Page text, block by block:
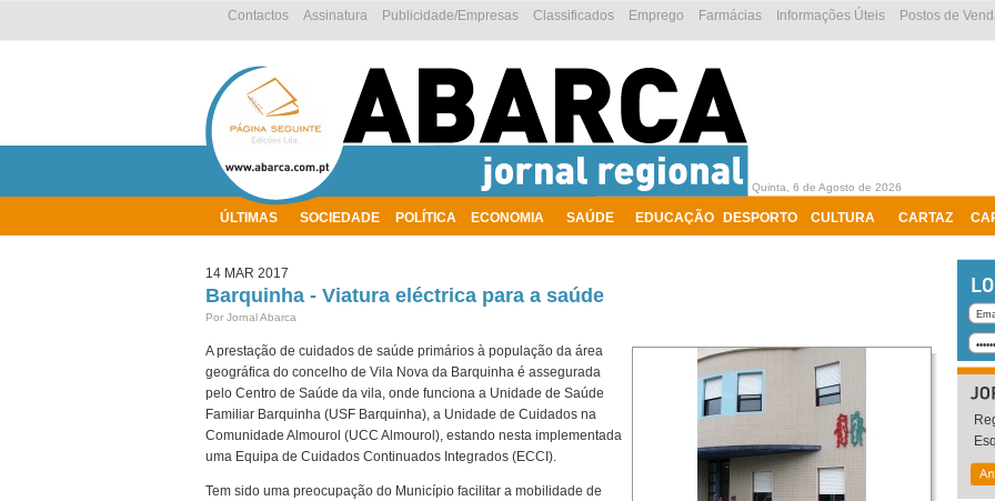
ÚLTIMAS SOCIEDADE POLÍTICA ECONOMIA SAÚDE EDUCAÇÃO DESPORTO CULTURA CARTAZ
Postos de
Informações Úteis
Farmácias
Emprego
Classificados
Publicidade/Empresas
Assinatura
Contactos
Quinta, 6 de Agosto de 2026
14 MAR 2017
Barquinha - Viatura eléctrica para a saúde
Por Jornal Abarca
A prestação de cuidados de saúde primários à população da área
geográfica do concelho de Vila Nova da Barquinha é assegurada
pelo Centro de Saúde da vila, onde funciona a Unidade de Saúde
Familiar Barquinha (USF Barquinha), a Unidade de Cuidados na
Comunidade Almourol (UCC Almourol), estando nesta implementada
uma Equipa de Cuidados Continuados Integrados (ECCI).
Tem sido uma preocupação do Município facilitar a mobilidade de